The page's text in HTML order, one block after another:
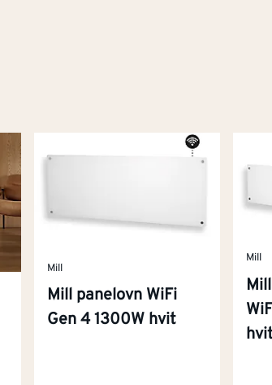
Mill
Mill panelovn WiFi
Gen 4 1300W hvit
Mill